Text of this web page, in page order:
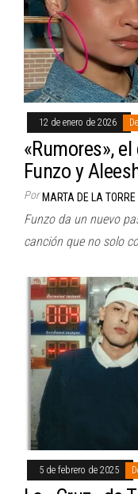
12 de enero de 2026
«Rumores»,
Funzo y
Por MARTA DE LA TORRE
Funzo da un nuevo
canción que no solo
5 de febrero de 2025